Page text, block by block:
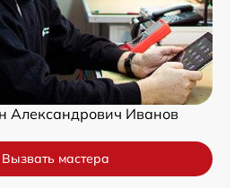
Александрович Иванов
Вызвать мастера